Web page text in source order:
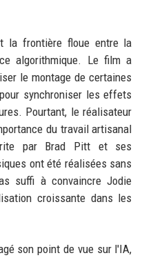
la frontière floue entre la
algorithmique. Le film a
le montage de certaines
synchroniser les effets
Pourtant, le réalisateur
du travail artisanal
par Brad Pitt et ses
ont été réalisées sans
suffi à convaincre Jodie
croissante dans les
son point de vue sur l'IA,